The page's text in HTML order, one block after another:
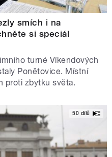
smích i na
si speciál
turné Víkendových
Ponětovice. Místní
proti zbytku světa.
50 dílů